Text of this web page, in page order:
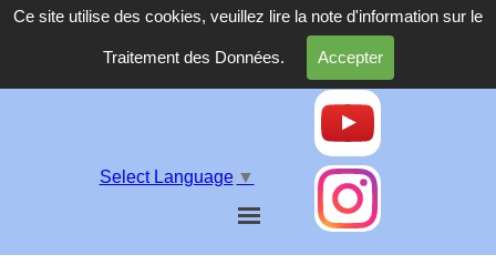
Ce site utilise des cookies, veuillez lire la note d'information sur le
Traitement des Données. Accepter
Select Language ▼